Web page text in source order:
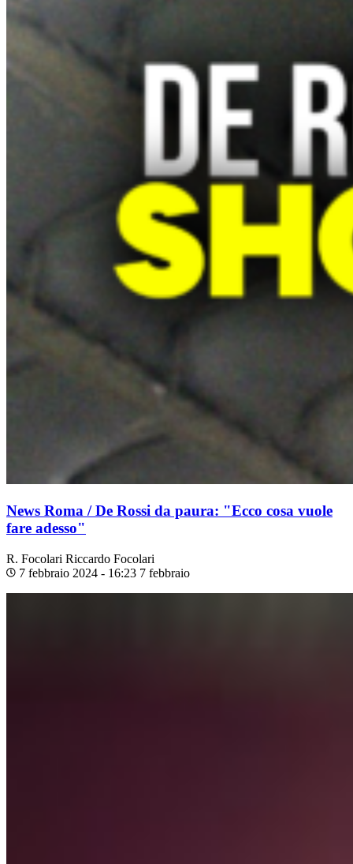
News Roma / De Rossi da paura: "Ecco cosa vuole
fare adesso"
R. Focolari Riccardo Focolari
7 febbraio 2024 - 16:23 7 febbraio